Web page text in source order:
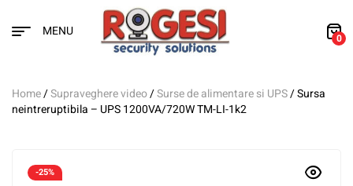
MENU 0
Home/Supraveghere video/Surse de alimentare si UPS/ Sursa
neintreruptibila – UPS 1200VA/720W TM-LI-1k2
-25%